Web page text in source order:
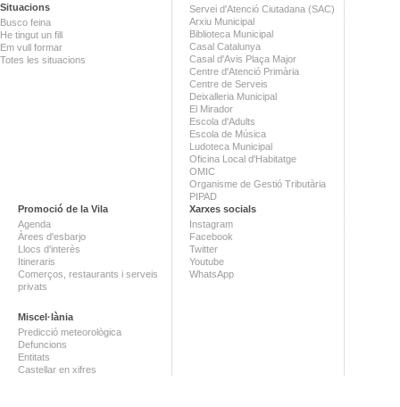
Situacions
Busco feina
He tingut un fill
Em vull formar
Totes les situacions
Servei d'Atenció Ciutadana (SAC)
Arxiu Municipal
Biblioteca Municipal
Casal Catalunya
Casal d'Avis Plaça Major
Centre d'Atenció Primària
Centre de Serveis
Deixalleria Municipal
El Mirador
Escola d'Adults
Escola de Música
Ludoteca Municipal
Oficina Local d'Habitatge
OMIC
Organisme de Gestió Tributària
PIPAD
Promoció de la Vila
Agenda
Àrees d'esbarjo
Llocs d'interès
Itineraris
Comerços, restaurants i serveis
privats
Miscel·lània
Predicció meteorològica
Defuncions
Entitats
Castellar en xifres
Xarxes socials
Instagram
Facebook
Twitter
Youtube
WhatsApp